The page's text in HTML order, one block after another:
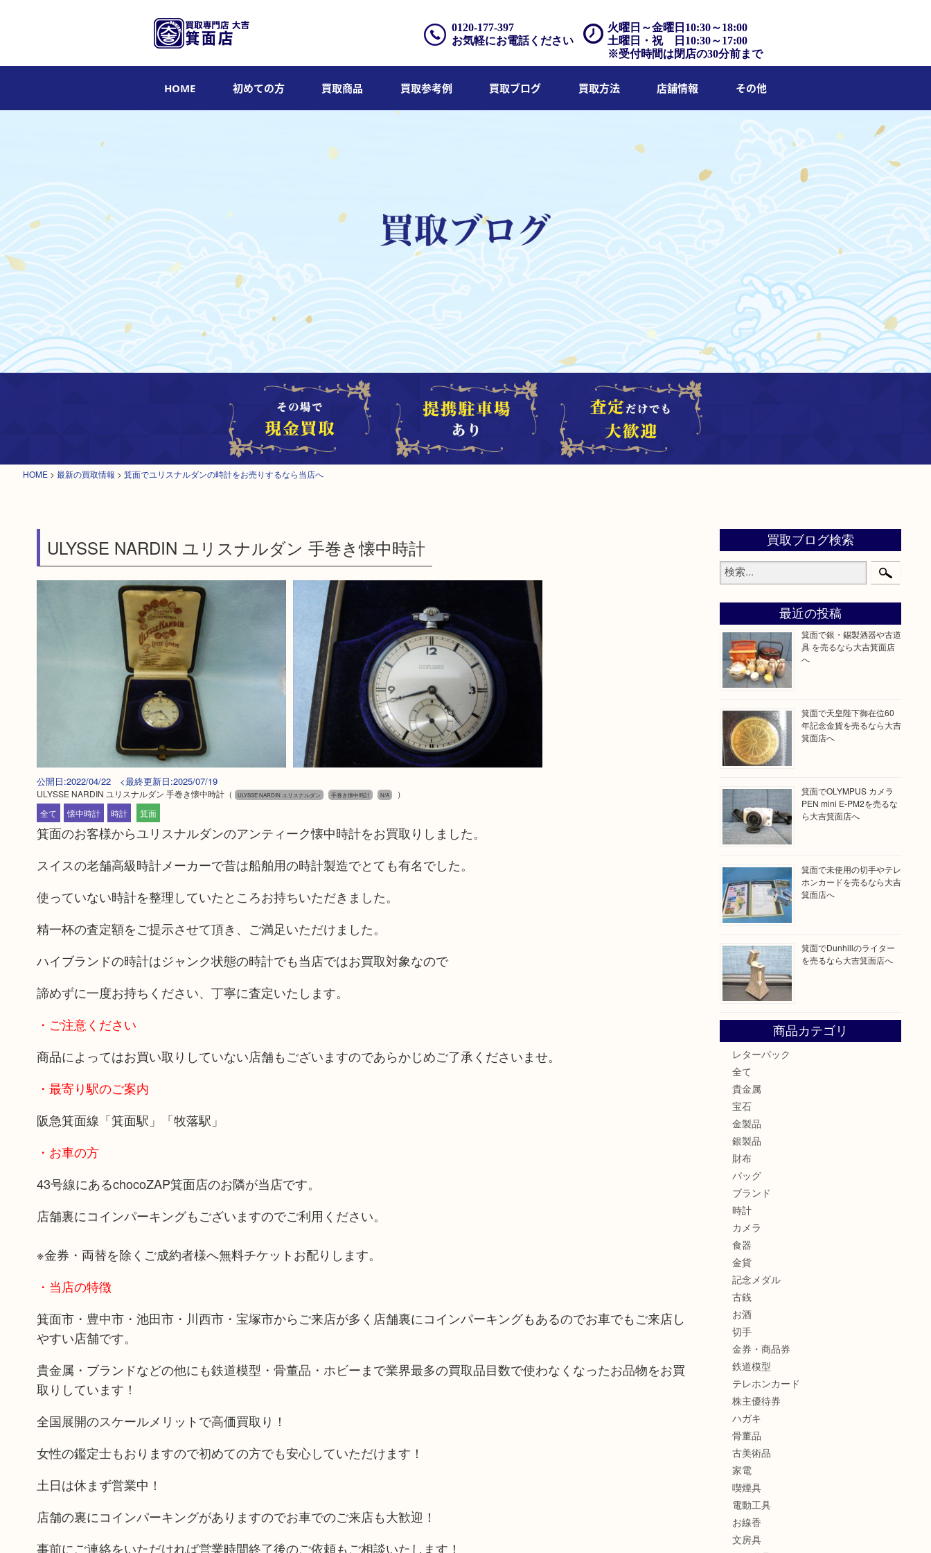
火曜日～金曜日10:30～18:00
土曜日・祝 日10:30～17:00
※受付時間は閉店の30分前まで
0120-177-397
お気軽にお電話ください
HOME 初めての方 買取商品 買取参考例 買取ブログ 買取方法 店舗情報 その他
HOME > 最新の買取情報 > 箕面でユリスナルダンの時計をお売りするなら当店へ
ULYSSE NARDIN ユリスナルダン 手巻き懐中時計
公開日:2022/04/22 <最終更新日:2025/07/19
ULYSSE NARDIN ユリスナルダン 手巻き懐中時計（ ULYSSE NARDIN ユリスナルダン 手巻き懐中時計 N/A
）
全て
懐中時計 時計 箕面
箕面のお客様からユリスナルダンのアンティーク懐中時計をお買取りしました。
スイスの老舗高級時計メーカーで昔は船舶用の時計製造でとても有名でした。
使っていない時計を整理していたところお持ちいただきました。
精一杯の査定額をご提示させて頂き、ご満足いただけました。
ハイブランドの時計はジャンク状態の時計でも当店ではお買取対象なので
諦めずに一度お持ちください、丁寧に査定いたします。
・ご注意ください
商品によってはお買い取りしていない店舗もございますのであらかじめご了承くださいませ。
・最寄り駅のご案内
阪急箕面線「箕面駅」「牧落駅」
・お車の方
43号線にあるchocoZAP箕面店のお隣が当店です。
店舗裏にコインパーキングもございますのでご利用ください。
※金券・両替を除くご成約者様へ無料チケットお配りします。
・当店の特徴
箕面市・豊中市・池田市・川西市・宝塚市からご来店が多く店舗裏にコインパーキングもあるのでお車でもご来店し
やすい店舗です。
貴金属・ブランドなどの他にも鉄道模型・骨董品・ホビーまで業界最多の買取品目数で使わなくなったお品物をお買
取りしています！
全国展開のスケールメリットで高価買取り！
女性の鑑定士もおりますので初めての方でも安心していただけます！
土日は休まず営業中！
店舗の裏にコインパーキングがありますのでお車でのご来店も大歓迎！
事前にご連絡をいただければ営業時間終了後のご依頼もご相談いたします！
買取ブログ検索
最近の投稿
箕面で銀・錫製酒器や古道
具 を売るなら大吉箕面店
へ
箕面で天皇陛下御在位60
年記念金貨を売るなら大吉
箕面店へ
箕面でOLYMPUS カメラ
PEN mini E-PM2を売るな
ら大吉箕面店へ
箕面で未使用の切手やテレ
ホンカードを売るなら大吉
箕面店へ
箕面でDunhillのライター
を売るなら大吉箕面店へ
商品カテゴリ
レターパック
全て
貴金属
宝石
金製品
銀製品
財布
バッグ
ブランド
時計
カメラ
食器
金貨
記念メダル
古銭
お酒
切手
金券・商品券
鉄道模型
テレホンカード
株主優待券
ハガキ
骨董品
古美術品
家電
喫煙具
電動工具
お線香
文房具